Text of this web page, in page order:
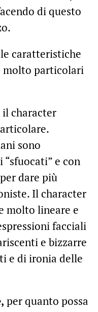
di questo
caratteristiche
particolari
il character
sono
e con
dare più
Il character
molto lineare e
facciali
e bizzarre
e di ironia delle
per quanto possa